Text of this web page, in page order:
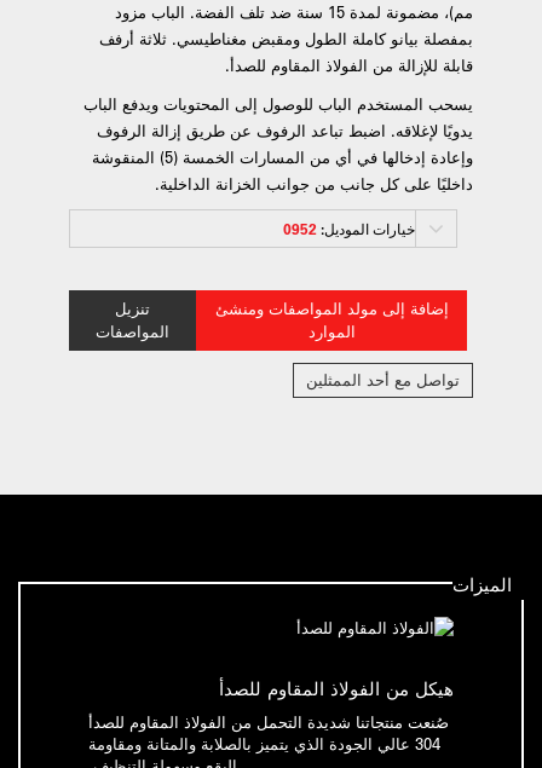
مم)، مضمونة لمدة 15 سنة ضد تلف الفضة. الباب مزود
بمفصلة بيانو كاملة الطول ومقبض مغناطيسي. ثلاثة أرفف
قابلة للإزالة من الفولاذ المقاوم للصدأ.
يسحب المستخدم الباب للوصول إلى المحتويات ويدفع الباب
يدويًا لإغلاقه. اضبط تباعد الرفوف عن طريق إزالة الرفوف
وإعادة إدخالها في أي من المسارات الخمسة (5) المنقوشة
داخليًا على كل جانب من جوانب الخزانة الداخلية.
خيارات الموديل: 0952
إضافة إلى مولد المواصفات ومنشئ
الموارد
تنزيل
المواصفات
تواصل مع أحد الممثلين
الميزات
هيكل من الفولاذ المقاوم للصدأ
صُنعت منتجاتنا شديدة التحمل من الفولاذ المقاوم للصدأ
304 عالي الجودة الذي يتميز بالصلابة والمتانة ومقاومة